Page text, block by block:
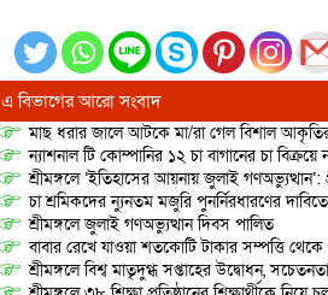
এ বিভাগের আরো সংবাদ
মাছ ধরার জালে আটকে মা/রা গেল বিশাল
ন্যাশনাল টি কোম্পানির ১২ চা বাগানের চা
শ্রীমঙ্গলে ‘ইতিহাসের আয়নায় জুলাই
চা শ্রমিকদের ন্যুনতম মজুরি পুনর্নিরধারণের
শ্রীমঙ্গলে জুলাই গণঅভ্যুত্থান দিবস পালিত
বাবার রেখে যাওয়া শতকোটি টাকার সম্পত্তি
শ্রীমঙ্গলে বিশ্ব মাতৃদুগ্ধ সপ্তাহের উদ্বোধন,